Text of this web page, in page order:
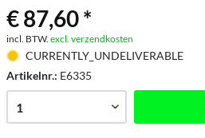
€ 87,60 *
incl. BTW. excl. verzendkosten
CURRENTLY_UNDELIVERABLE
Artikelnr.: E6335